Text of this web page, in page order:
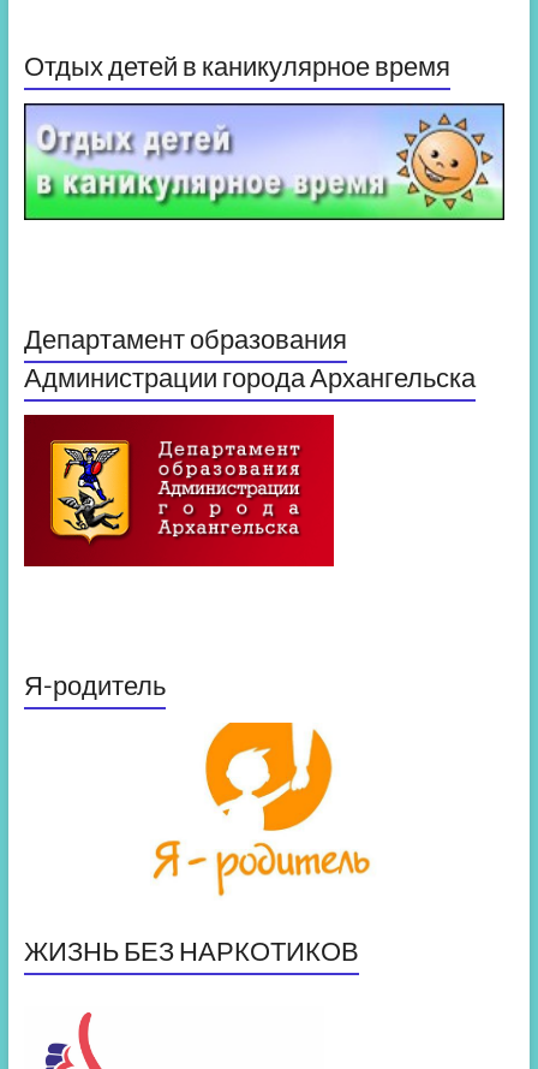
Отдых детей в каникулярное время
Департамент образования
Администрации города Архангельска
Я-родитель
ЖИЗНЬ БЕЗ НАРКОТИКОВ